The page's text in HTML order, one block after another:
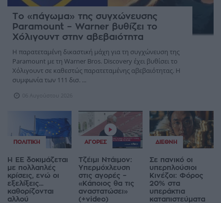
Το «πάγωμα» της συγχώνευσης
Paramount – Warner βυθίζει το
Χόλιγουντ στην αβεβαιότητα
Η παρατεταμένη δικαστική μάχη για τη συγχώνευση της
Paramount με τη Warner Bros. Discovery έχει βυθίσει το
Χόλιγουντ σε καθεστώς παρατεταμένης αβεβαιότητας. Η
συμφωνία των 111 δισ. ...
06 Αυγούστου 2026
ΠΟΛΙΤΙΚΉ
Η ΕΕ δοκιμάζεται
με πολλαπλές
κρίσεις, ενώ οι
εξελίξεις...
καθορίζονται
αλλού
ΑΓΟΡΈΣ
Τζέιμι Ντάιμον:
Υπερμόχλευση
στις αγορές –
«Κάποιος θα τις
αναστατώσει»
(+video)
ΔΙΕΘΝΉ
Σε πανικό οι
υπερπλούσιοι
Κινέζοι: Φόρος
20% στα
υπεράκτια
καταπιστεύματα